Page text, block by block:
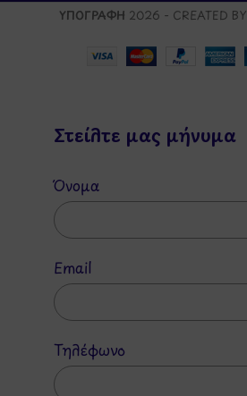
ΥΠΟΓΡΑΦΗ 2026 - CREATED BY
Στείλτε μας μήνυμα
Όνομα
Email
Τηλέφωνο